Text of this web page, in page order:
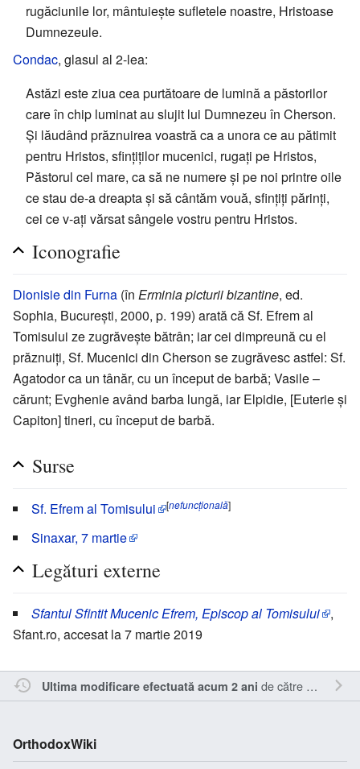
rugăciunile lor, mântuiește sufletele noastre, Hristoase
Dumnezeule.
Condac, glasul al 2-lea:
Astăzi este ziua cea purtătoare de lumină a păstorilor
care în chip luminat au slujit lui Dumnezeu în Cherson.
Şi lăudând prăznuirea voastră ca a unora ce au pătimit
pentru Hristos, sfințiților mucenici, rugați pe Hristos,
Păstorul cel mare, ca să ne numere și pe noi printre oile
ce stau de-a dreapta și să cântăm vouă, sfințiți părinți,
cei ce v-ați vărsat sângele vostru pentru Hristos.
Iconografie
Dionisie din Furna (în Erminia picturii bizantine, ed.
Sophia, București, 2000, p. 199) arată că Sf. Efrem al
Tomisului ze zugrăvește bătrân; iar cei dimpreună cu el
prăznuiți, Sf. Mucenici din Cherson se zugrăvesc astfel: Sf.
Agatodor ca un tânăr, cu un început de barbă; Vasile –
cărunt; Evghenie având barba lungă, iar Elpidie, [Euterie și
Capiton] tineri, cu început de barbă.
Surse
Sf. Efrem al Tomisului [nefuncțională]
Sinaxar, 7 martie
Legături externe
Sfantul Sfintit Mucenic Efrem, Episcop al Tomisului
,
Sfant.ro, accesat la 7 martie 2019
Ultima modificare efectuată acum 2 ani de către RappY.
OrthodoxWiki